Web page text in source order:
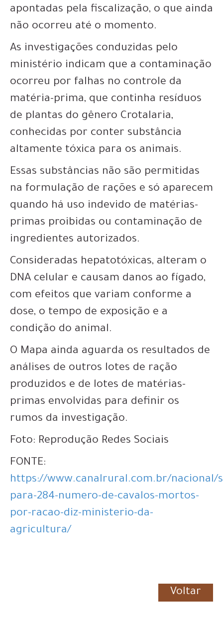
apontadas pela fiscalização, o que ainda
não ocorreu até o momento.
As investigações conduzidas pelo
ministério indicam que a contaminação
ocorreu por falhas no controle da
matéria-prima, que continha resíduos
de plantas do gênero Crotalaria,
conhecidas por conter substância
altamente tóxica para os animais.
Essas substâncias não são permitidas
na formulação de rações e só aparecem
quando há uso indevido de matérias-
primas proibidas ou contaminação de
ingredientes autorizados.
Consideradas hepatotóxicas, alteram o
DNA celular e causam danos ao fígado,
com efeitos que variam conforme a
dose, o tempo de exposição e a
condição do animal.
O Mapa ainda aguarda os resultados de
análises de outros lotes de ração
produzidos e de lotes de matérias-
primas envolvidas para definir os
rumos da investigação.
Foto: Reprodução Redes Sociais
FONTE:
https://www.canalrural.com.br/nacional/
para-284-numero-de-cavalos-mortos-
por-racao-diz-ministerio-da-
agricultura/
Voltar